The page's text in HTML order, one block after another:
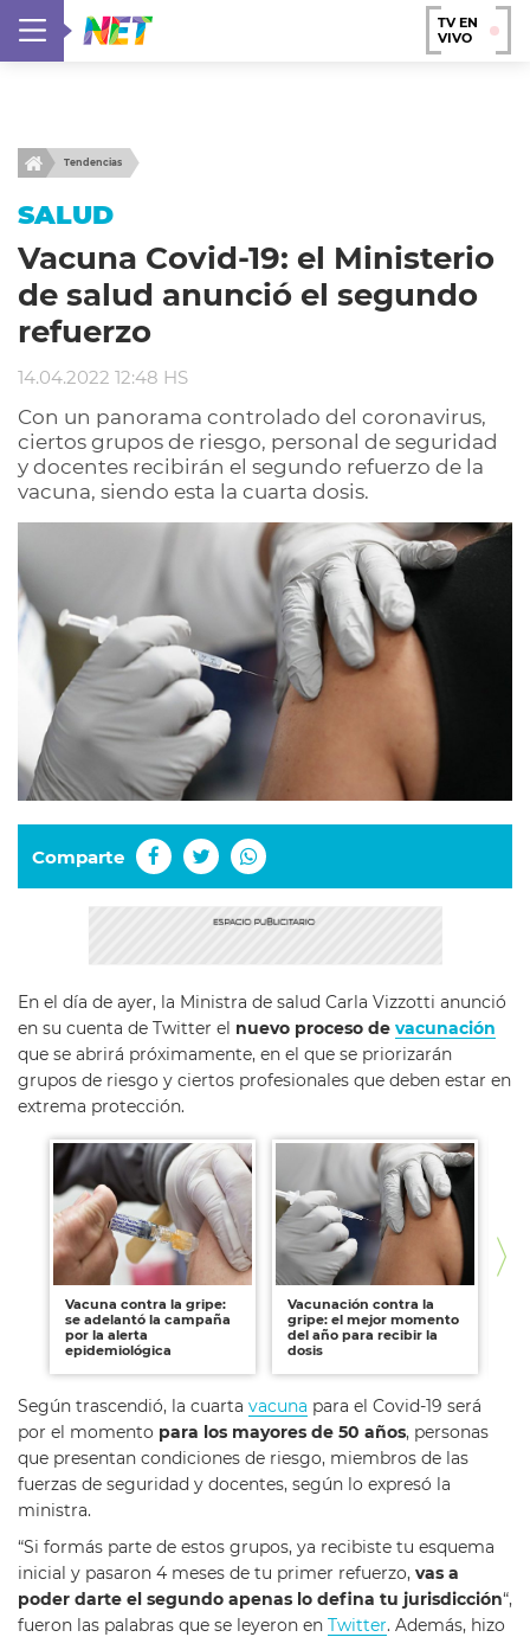
TV EN
VIVO
Tendencias
SALUD
Vacuna Covid-19: el Ministerio
de salud anunció el segundo
refuerzo
14.04.2022 12:48 HS
Con un panorama controlado del coronavirus,
ciertos grupos de riesgo, personal de seguridad
y docentes recibirán el segundo refuerzo de la
vacuna, siendo esta la cuarta dosis.
Comparte
En el día de ayer, la Ministra de salud Carla Vizzotti anunció
en su cuenta de Twitter el nuevo proceso de vacunación
que se abrirá próximamente, en el que se priorizarán
grupos de riesgo y ciertos profesionales que deben estar en
extrema protección.
Vacuna contra la gripe:
se adelantó la campaña
por la alerta
epidemiológica
Vacunación contra la
gripe: el mejor momento
del año para recibir la
dosis
Según trascendió, la cuarta vacuna para el Covid-19 será
por el momento para los mayores de 50 años, personas
que presentan condiciones de riesgo, miembros de las
fuerzas de seguridad y docentes, según lo expresó la
ministra.
“Si formás parte de estos grupos, ya recibiste tu esquema
inicial y pasaron 4 meses de tu primer refuerzo, vas a
poder darte el segundo apenas lo defina tu jurisdicción“,
fueron las palabras que se leyeron en Twitter. Además, hizo